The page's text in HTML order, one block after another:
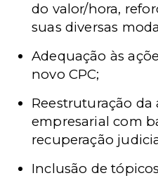
do valor/hora,
suas diversas
Adequação às
novo CPC;
Reestruturação da
empresarial com
recuperação
Inclusão de